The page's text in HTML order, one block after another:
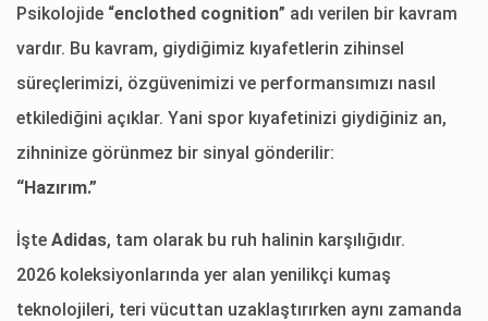
Psikolojide “enclothed cognition” adı verilen bir kavram
vardır. Bu kavram, giydiğimiz kıyafetlerin zihinsel
süreçlerimizi, özgüvenimizi ve performansımızı nasıl
etkilediğini açıklar. Yani spor kıyafetinizi giydiğiniz an,
zihninize görünmez bir sinyal gönderilir:
“Hazırım.”
İşte Adidas, tam olarak bu ruh halinin karşılığıdır.
2026 koleksiyonlarında yer alan yenilikçi kumaş
teknolojileri, teri vücuttan uzaklaştırırken aynı zamanda